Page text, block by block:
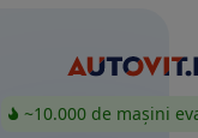
~10.000 de mașini